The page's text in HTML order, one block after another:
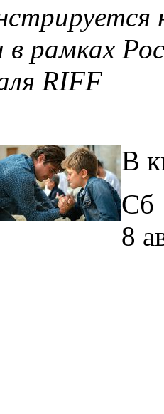
в рамках
RIFF
В
Сб
8